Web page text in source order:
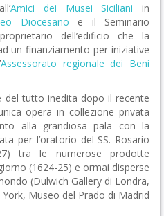
Amici dei Musei Siciliani in
Diocesano e il Seminario
dell’edificio che la
un finanziamento per iniziative
Assessorato regionale dei Beni
del tutto inedita dopo il recente
opera in collezione privata
alla grandiosa pala con la
per l’oratorio del SS. Rosario
tra le numerose prodotte
(1624-25) e ormai disperse
(Dulwich Gallery di Londra,
Museo del Prado di Madrid